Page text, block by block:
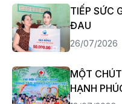
TIẾP SỨC
ĐAU
26/07/2026
MỘT
HẠNH